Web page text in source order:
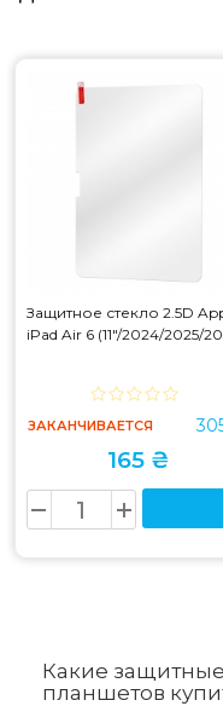
Защитное стекло 2.5D
iPad Air 6 (11"/2024/2025/
ЗАКАНЧИВАЕТСЯ
165 ₴
Какие
планшетов